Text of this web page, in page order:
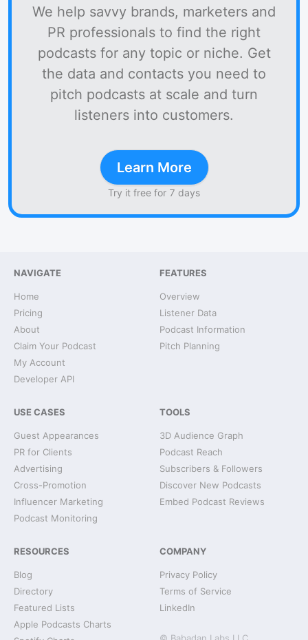
We help savvy brands, marketers and
PR professionals to find the right
podcasts for any topic or niche. Get
the data and contacts you need to
pitch podcasts at scale and turn
listeners into customers.
Learn More
Try it free for 7 days
NAVIGATE
Home
Pricing
About
Claim Your Podcast
My Account
Developer API
FEATURES
Overview
Listener Data
Podcast Information
Pitch Planning
USE CASES
Guest Appearances
PR for Clients
Advertising
Cross-Promotion
Influencer Marketing
Podcast Monitoring
TOOLS
3D Audience Graph
Podcast Reach
Subscribers & Followers
Discover New Podcasts
Embed Podcast Reviews
RESOURCES
Blog
Directory
Featured Lists
Apple Podcasts Charts
COMPANY
Privacy Policy
Terms of Service
LinkedIn